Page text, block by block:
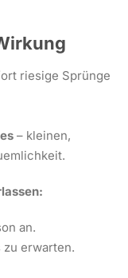
riesige Sprünge
– kleinen,
an.
zu erwarten.